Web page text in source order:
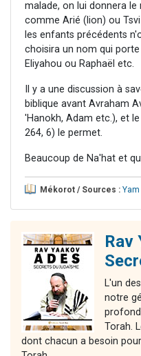
malade, on lui donnera le
comme Arié (lion) ou
les enfants précédents
choisira un nom qui
Eliyahou ou Raphaël etc.
Il y a une discussion à
biblique avant Avraham
'Hanokh, Adam etc.), et
264, 6) le permet.
Beaucoup de Na'hat et
Mékorot / Sources :
Rav
L'un
notre
Torah.
dont chacun a besoin